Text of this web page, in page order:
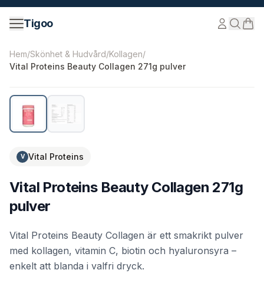
Hoppa till innehåll
Tigoo
©2026Nutri Nordic AB.Alla rättigheter förbehållna.
Hem/Skönhet & Hudvård/Kollagen/
Vital Proteins Beauty Collagen 271g pulver
-30
V Vital Proteins
Vital Proteins Beauty Collagen 271g
pulver
Vital Proteins Beauty Collagen är ett smakrikt pulver
med kollagen, vitamin C, biotin och hyaluronsyra –
enkelt att blanda i valfri dryck.